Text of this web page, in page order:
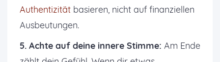
Authentizität basieren, nicht auf finanziellen
Ausbeutungen.
5. Achte auf deine innere Stimme: Am Ende